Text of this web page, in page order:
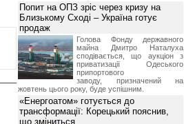
Попит на ОПЗ зріс через кризу на
Близькому Сході – Україна готує
продаж
Голова Фонду державного
майна Дмитро Наталуха
сподівається, що аукціон з
приватизації Одеського
припортового
заводу, призначений на
жовтень цього року, буде успішним.
«Енергоатом» готується до
трансформації: Корецький пояснив,
що зміниться